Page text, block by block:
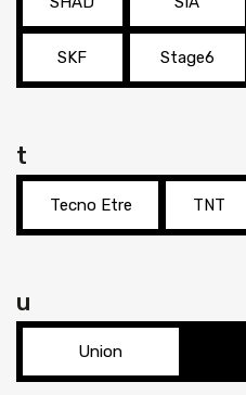
SKF Stage6
t
Tecno Etre TNT
u
Union